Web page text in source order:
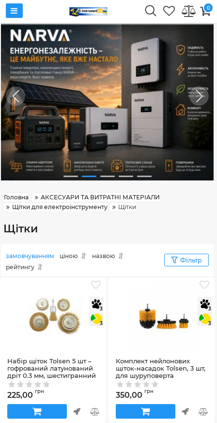
0
Головна
АКСЕСУАРИ ТА ВИТРАТНІ МАТЕРІАЛИ
Щітки для електроінструменту
Щітки
Щітки
замовчуванням ціною
назвою
рейтингу
Фільтр
3
3
Набір щіток Tolsen 5 шт –
гофрований латунований
дріт 0.3 мм, шестигранний
хвостовик
Артикул: 77553
225,00 грн
3
3
Комплект нейлонових
щіток-насадок Tolsen, 3 шт,
для шуруповерта
Артикул:77554
350,00 грн